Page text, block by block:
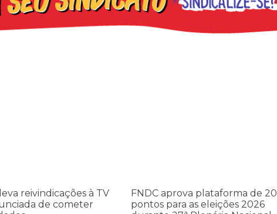
reivindicações à TV
de cometer
FNDC aprova plataforma de 20
pontos para as eleições 2026